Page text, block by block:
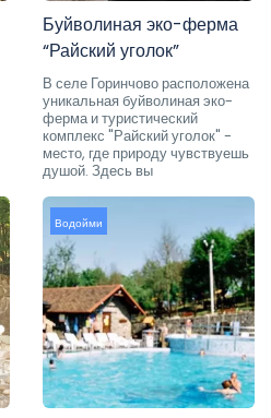
Буйволиная эко-ферма
“Райский уголок”
В селе Горинчово расположена
уникальная буйволиная эко-
ферма и туристический
комплекс "Райский уголок" -
место, где природу чувствуешь
душой. Здесь вы
Водойми